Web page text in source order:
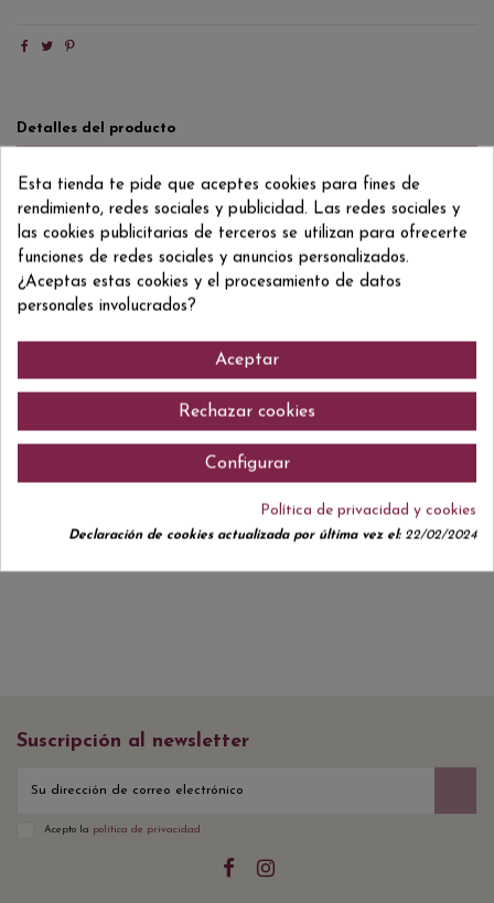
Detalles del producto
Formato/Format
Grado/Grau 40% VOL.
8501110080439
Comentarios (0)
Suscripción al newsletter
Acepto la política de privacidad
Esta tienda te pide que aceptes cookies para fines de
rendimiento, redes sociales y publicidad. Las redes sociales y
las cookies publicitarias de terceros se utilizan para ofrecerte
funciones de redes sociales y anuncios personalizados.
¿Aceptas estas cookies y el procesamiento de datos
personales involucrados?
Aceptar
Rechazar cookies
Configurar
Política de privacidad y cookies
Declaración de cookies actualizada por última vez el:22/02/2024